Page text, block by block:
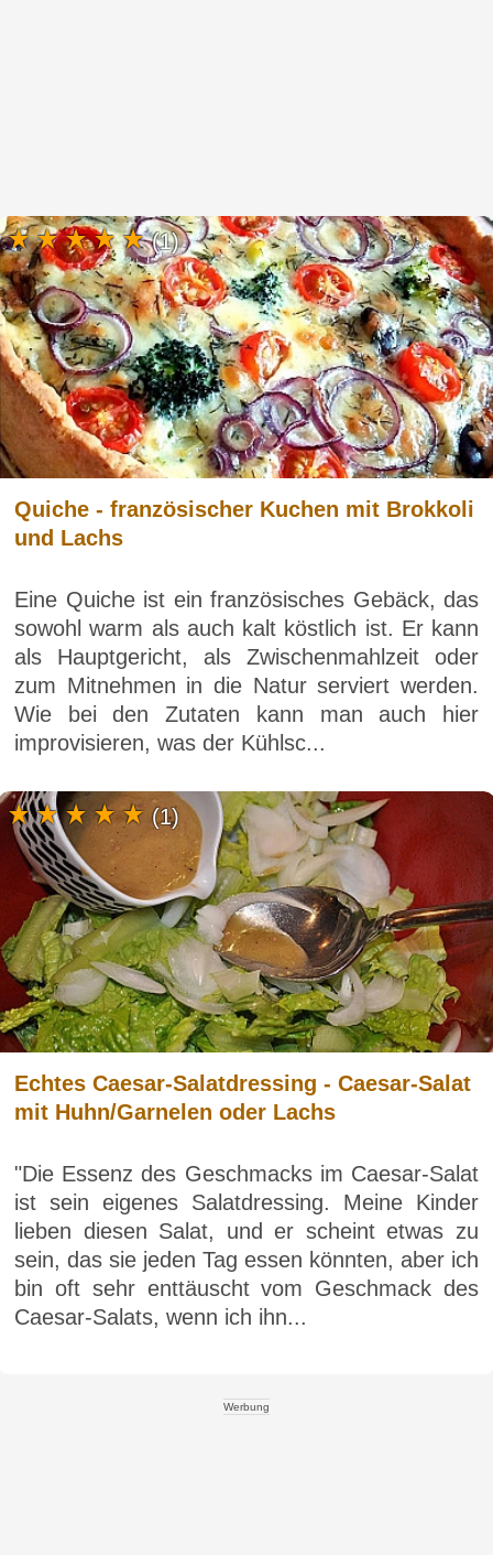
Quiche - französischer Kuchen mit Brokkoli
und Lachs
Eine Quiche ist ein französisches Gebäck, das
sowohl warm als auch kalt köstlich ist. Er kann
als Hauptgericht, als Zwischenmahlzeit oder
zum Mitnehmen in die Natur serviert werden.
Wie bei den Zutaten kann man auch hier
improvisieren, was der Kühlsc...
(1)
Echtes Caesar-Salatdressing - Caesar-Salat
mit Huhn/Garnelen oder Lachs
"Die Essenz des Geschmacks im Caesar-Salat
ist sein eigenes Salatdressing. Meine Kinder
lieben diesen Salat, und er scheint etwas zu
sein, das sie jeden Tag essen könnten, aber ich
bin oft sehr enttäuscht vom Geschmack des
Caesar-Salats, wenn ich ihn...
(1)
Werbung